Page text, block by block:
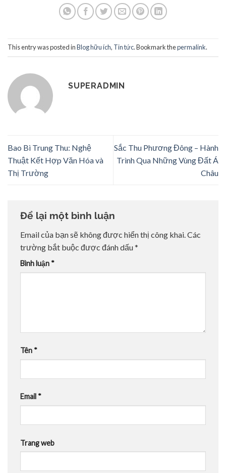
This entry was posted inBlog hữu ích, Tin tức. Bookmark thepermalink.
SUPERADMIN
Bao Bì Trung Thu: Nghệ
Thuật Kết Hợp Văn Hóa và
Thị Trường
Sắc Thu Phương Đông – Hành
Trình Qua Những Vùng Đất Á
Châu
Để lại một bình luận
Email của bạn sẽ không được hiển thị công khai.Các
trường bắt buộc được đánh dấu*
Bình luận *
Tên *
Email *
Trang web